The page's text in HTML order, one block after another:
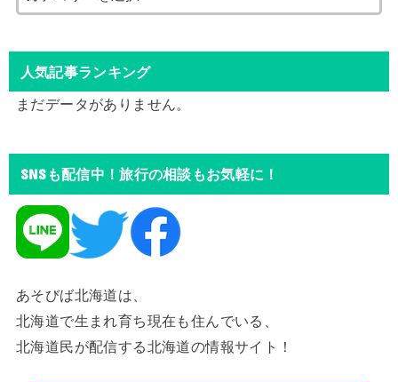
人気記事ランキング
まだデータがありません。
SNSも配信中！旅行の相談もお気軽に！
あそびば北海道は、
北海道で生まれ育ち現在も住んでいる、
北海道民が配信する北海道の情報サイト！